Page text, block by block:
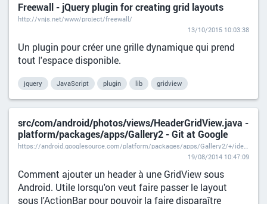
Freewall - jQuery plugin for creating grid layouts
http://vnjs.net/www/project/freewall/
13/10/2015 10:03:38
Un plugin pour créer une grille dynamique qui prend
tout l'espace disponible.
jquery JavaScript plugin lib gridview
src/com/android/photos/views/HeaderGridView.java -
platform/packages/apps/Gallery2 - Git at Google
https://android.googlesource.com/platform/packages/apps/Gallery2/+/idea133/src/com/android/photos/views/HeaderGridView.java
19/08/2014 10:47:09
Comment ajouter un header à une GridView sous
Android. Utile lorsqu'on veut faire passer le layout
sous l'ActionBar pour pouvoir la faire disparaître